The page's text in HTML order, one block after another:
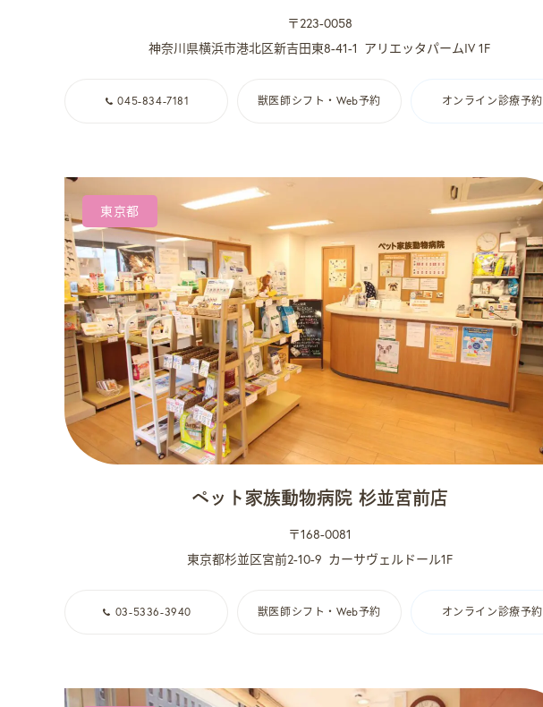
〒223-0058
神奈川県横浜市港北区新吉田東8-41-1 アリエッタパームIV 1F
045-834-7181 獣医師シフト・Web予約 オンライン診療予約
東京都
ペット家族動物病院 杉並宮前店
〒168-0081
東京都杉並区宮前2-10-9 カーサヴェルドール1F
03-5336-3940 獣医師シフト・Web予約 オンライン診療予約